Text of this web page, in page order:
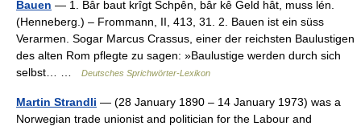
Bauen — 1. Bâr baut krîgt Schpên, bâr kê Geld hât, muss lén.
(Henneberg.) – Frommann, II, 413, 31. 2. Bauen ist ein süss
Verarmen. Sogar Marcus Crassus, einer der reichsten Baulustigen
des alten Rom pflegte zu sagen: »Baulustige werden durch sich
selbst… …
Deutsches Sprichwörter-Lexikon
Martin Strandli — (28 January 1890 – 14 January 1973) was a
Norwegian trade unionist and politician for the Labour and